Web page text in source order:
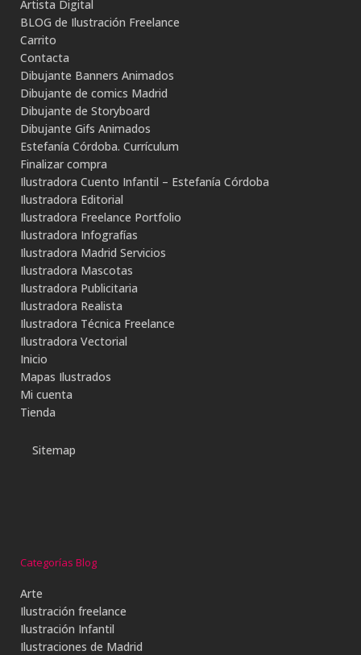
Artista Digital
BLOG de Ilustración Freelance
Carrito
Contacta
Dibujante Banners Animados
Dibujante de comics Madrid
Dibujante de Storyboard
Dibujante Gifs Animados
Estefanía Córdoba. Currículum
Finalizar compra
Ilustradora Cuento Infantil – Estefanía Córdoba
Ilustradora Editorial
Ilustradora Freelance Portfolio
Ilustradora Infografías
Ilustradora Madrid Servicios
Ilustradora Mascotas
Ilustradora Publicitaria
Ilustradora Realista
Ilustradora Técnica Freelance
Ilustradora Vectorial
Inicio
Mapas Ilustrados
Mi cuenta
Tienda
Sitemap
Categorías Blog
Arte
Ilustración freelance
Ilustración Infantil
Ilustraciones de Madrid